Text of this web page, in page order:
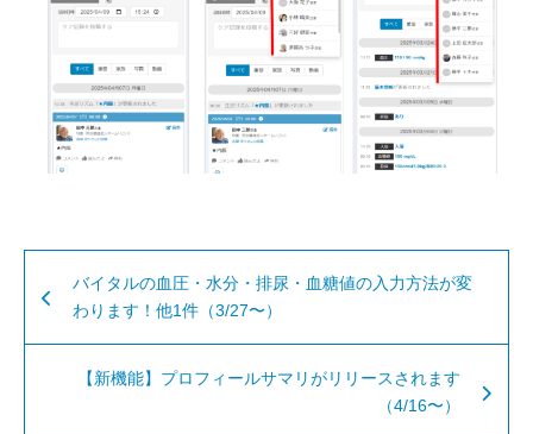
バイタルの血圧・水分・排尿・血糖値の入力方法が変
わります！他1件（3/27〜）
【新機能】プロフィールサマリがリリースされます
（4/16〜）